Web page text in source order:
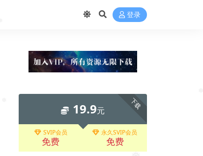
登录
下载
19.9元
SVIP会员
免费
永久SVIP会员
免费